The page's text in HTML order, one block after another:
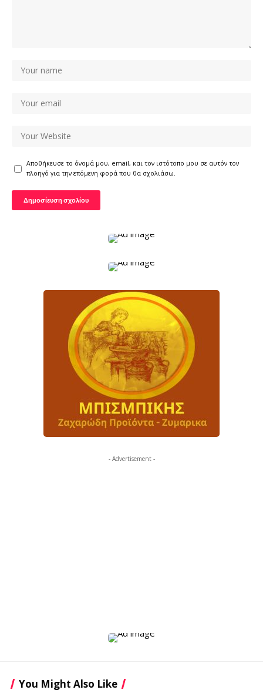
Αποθήκευσε το όνομά μου, email, και τον ιστότοπο μου σε αυτόν τον
πλοηγό για την επόμενη φορά που θα σχολιάσω.
- Advertisement -
You Might Also Like